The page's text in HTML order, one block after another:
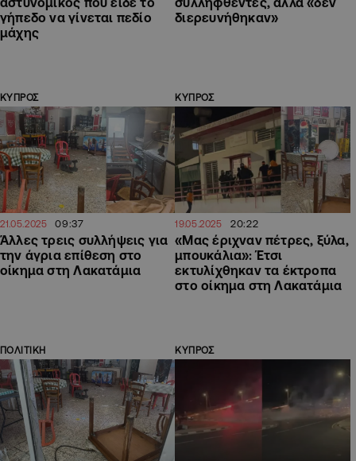
γήπεδο να γίνεται πεδίο
μάχης
διερευνήθηκαν»
ΚΥΠΡΟΣ
21.05.2025 09:37
Άλλες τρεις συλλήψεις για
την άγρια επίθεση στο
οίκημα στη Λακατάμια
ΚΥΠΡΟΣ
19.05.2025 20:22
«Μας έριχναν πέτρες, ξύλα,
μπουκάλια»: Έτσι
εκτυλίχθηκαν τα έκτροπα
στο οίκημα στη Λακατάμια
ΠΟΛΙΤΙΚΗ ΚΥΠΡΟΣ